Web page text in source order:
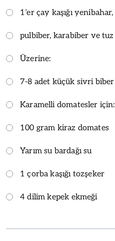
1’er çay kaşığı yenibahar,
pulbiber, karabiber ve tuz
Üzerine:
7-8 adet küçük sivri biber
Karamelli domatesler için:
100 gram kiraz domates
Yarım su bardağı su
1 çorba kaşığı tozşeker
4 dilim kepek ekmeği